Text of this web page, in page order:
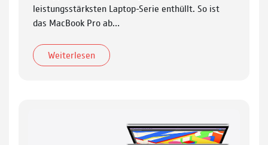
leistungsstärksten Laptop-Serie enthüllt. So ist
das MacBook Pro ab…
Weiterlesen